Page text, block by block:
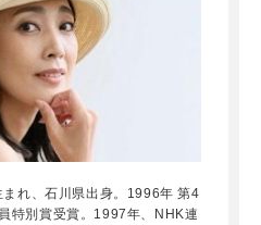
れ、石川県出身。1996年 第4
特別賞受賞。1997年、NHK連